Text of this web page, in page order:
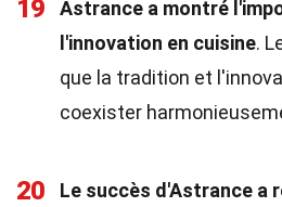
19
Astrance a montré
l'innovation en cuisine.
que la tradition et
coexister
20
Le succès d'Astrance a